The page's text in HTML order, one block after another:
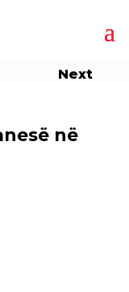
Next
në